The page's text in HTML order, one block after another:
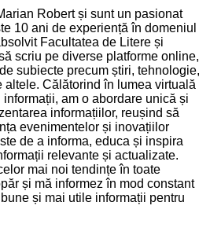
Robert și sunt un pasionat
10 ani de experiență în domeniul
Facultatea de Litere și
scriu pe diverse platforme online,
subiecte precum știri, tehnologie,
altele. Călătorind în lumea virtuală
am o abordare unică și
informațiilor, reușind să
evenimentelor și inovațiilor
de a informa, educa și inspira
relevante și actualizate.
mai noi tendințe în toate
și mă informez în mod constant
și mai utile informații pentru